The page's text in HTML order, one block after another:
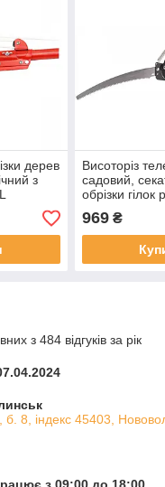
дерев
з
Висоторіз
садовий,
обрізки гілок
Powermat
969₴
з 484 відгуків за рік
б. 8, індекс 45403,